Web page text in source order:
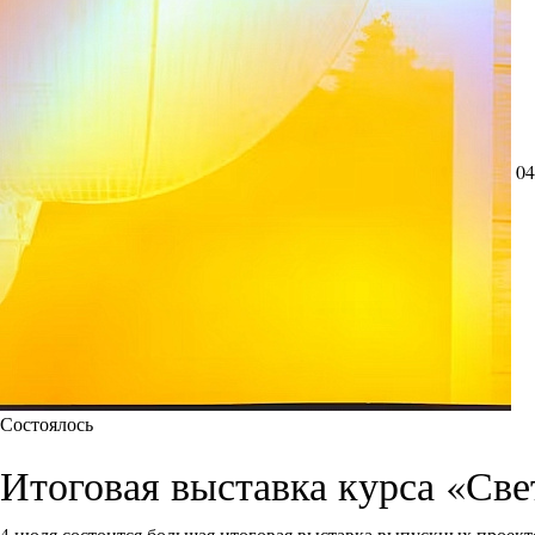
Состоялось
Итоговая выставка курса